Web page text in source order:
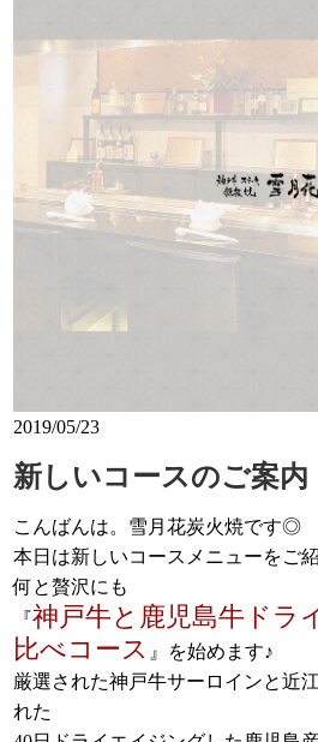
2019/05/23
新しいコースのご案内
こんばんは。雪月花炭火焼です◎
本日は新しいコースメニューをご
何と贅沢にも
『神戸牛と鹿児島牛ドラ
比べコース 』を始めます♪
厳選された神戸牛サーロインと近
れた